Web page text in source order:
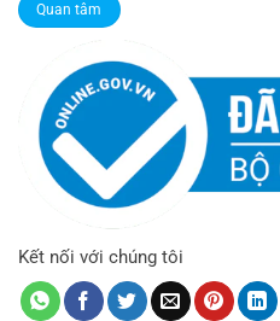
Quan tâm
Kết nối với chúng tôi